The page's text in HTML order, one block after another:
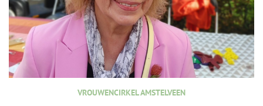
VROUWENCIRKEL AMSTELVEEN